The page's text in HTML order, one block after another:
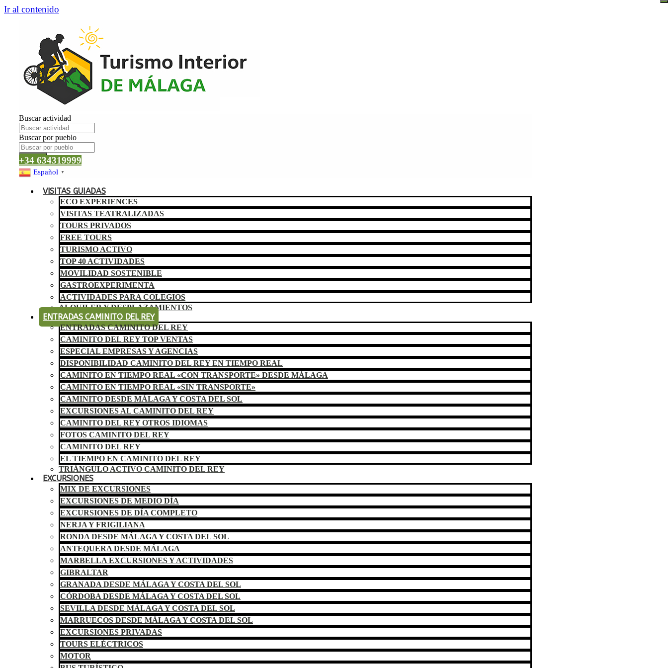
Ir al contenido
Buscar actividad
Buscar por pueblo
Buscar
+34 634319999
Español ▼
VISITAS GUIADAS
ECO EXPERIENCES
VISITAS TEATRALIZADAS
TOURS PRIVADOS
FREE TOURS
TURISMO ACTIVO
TOP 40 ACTIVIDADES
MOVILIDAD SOSTENIBLE
GASTROEXPERIMENTA
ACTIVIDADES PARA COLEGIOS
ALQUILER Y DESPLAZAMIENTOS
ENTRADAS CAMINITO DEL REY
ENTRADAS CAMINITO DEL REY
CAMINITO DEL REY TOP VENTAS
ESPECIAL EMPRESAS Y AGENCIAS
DISPONIBILIDAD CAMINITO DEL REY EN TIEMPO REAL
CAMINITO EN TIEMPO REAL «CON TRANSPORTE» DESDE MÁLAGA
CAMINITO EN TIEMPO REAL «SIN TRANSPORTE»
CAMINITO DESDE MÁLAGA Y COSTA DEL SOL
EXCURSIONES AL CAMINITO DEL REY
CAMINITO DEL REY OTROS IDIOMAS
FOTOS CAMINITO DEL REY
CAMINITO DEL REY
EL TIEMPO EN CAMINITO DEL REY
TRIÁNGULO ACTIVO CAMINITO DEL REY
EXCURSIONES
MIX DE EXCURSIONES
EXCURSIONES DE MEDIO DÍA
EXCURSIONES DE DÍA COMPLETO
NERJA Y FRIGILIANA
RONDA DESDE MÁLAGA Y COSTA DEL SOL
ANTEQUERA DESDE MÁLAGA
MARBELLA EXCURSIONES Y ACTIVIDADES
GIBRALTAR
GRANADA DESDE MÁLAGA Y COSTA DEL SOL
CÓRDOBA DESDE MÁLAGA Y COSTA DEL SOL
SEVILLA DESDE MÁLAGA Y COSTA DEL SOL
MARRUECOS DESDE MÁLAGA Y COSTA DEL SOL
EXCURSIONES PRIVADAS
TOURS ELÉCTRICOS
MOTOR